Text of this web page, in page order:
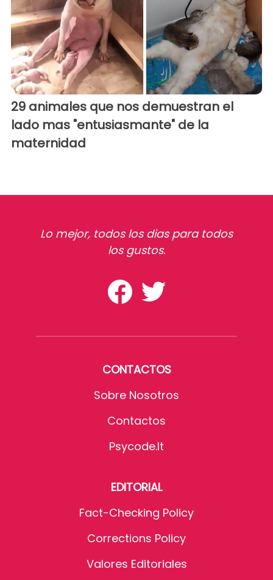
29 animales que nos demuestran el
lado mas "entusiasmante" de la
maternidad
Lo mejor, todos los dias para todos
los gustos.
CONTACTOS
Sobre Nosotros
Contactos
Psycode.it
EDITORIAL
Fact-Checking Policy
Corrections Policy
Valores Editoriales